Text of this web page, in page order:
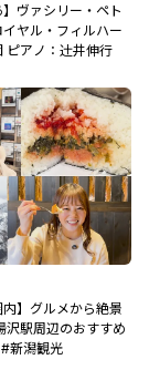
】ヴァシリー・ペト
ヤル・フィルハー
ピアノ：辻󠄀井伸行
内】グルメから絶景
駅周辺のおすすめ
新潟観光